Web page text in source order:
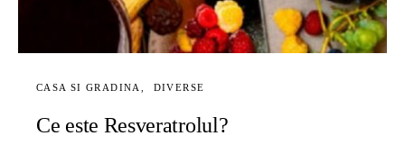
CASA SI GRADINA DIVERSE
Ce este Resveratrolul?